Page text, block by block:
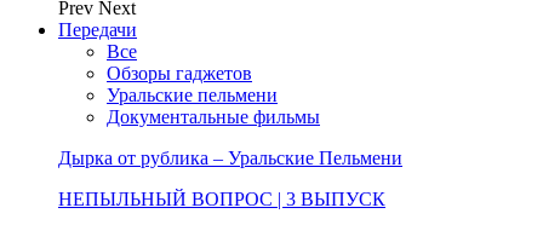
Prev Next
Передачи
Все
Обзоры гаджетов
Уральские пельмени
Документальные фильмы
Дырка от рублика – Уральские Пельмени
НЕПЫЛЬНЫЙ ВОПРОС | 3 ВЫПУСК